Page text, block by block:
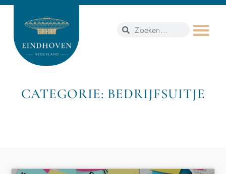
CATEGORIE: BEDRIJFSUITJE